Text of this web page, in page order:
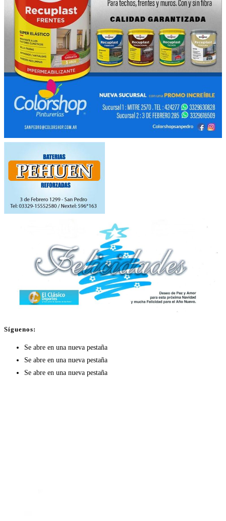
Síguenos:
Se abre en una nueva pestaña
Se abre en una nueva pestaña
Se abre en una nueva pestaña